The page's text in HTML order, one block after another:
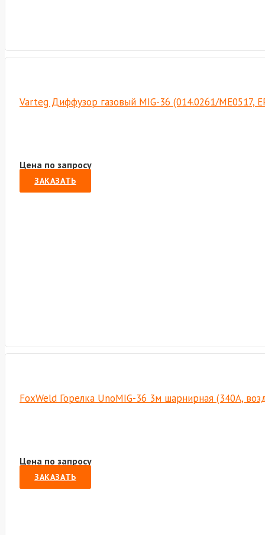
Varteg Диффузор газовый MIG-36 (014.0261/
Цена по запросу
ЗАКАЗАТЬ
FoxWeld Горелка UnoMIG-36 3м шарнирная (340A,
Цена по запросу
ЗАКАЗАТЬ